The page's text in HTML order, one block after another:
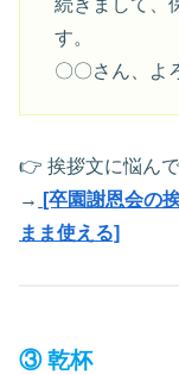
続きまして、
す。
〇〇さん、よ
👉 挨拶文に悩ん
→ [卒園謝恩会の
まま使える]
③ 乾杯